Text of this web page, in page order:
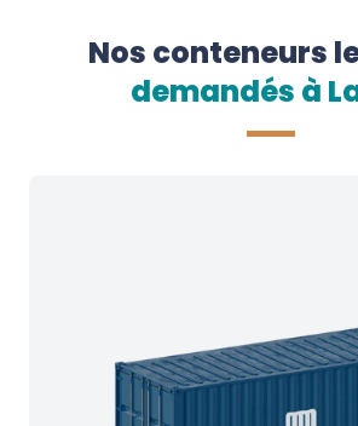
Nos conteneurs
demandés à